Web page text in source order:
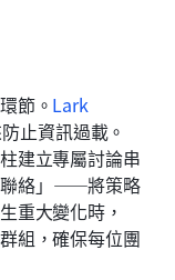
節。 Lark
止資訊過載。
建立專屬討論串
絡」——將策略
重大變化時，
組，確保每位團